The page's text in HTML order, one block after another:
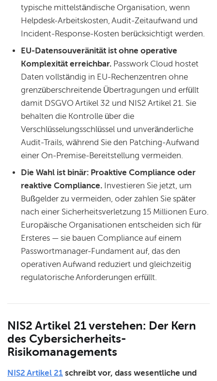
typische mittelständische Organisation, wenn
Helpdesk-Arbeitskosten, Audit-Zeitaufwand und
Incident-Response-Kosten berücksichtigt werden.
EU-Datensouveränität ist ohne operative
Komplexität erreichbar. Passwork Cloud hostet
Daten vollständig in EU-Rechenzentren ohne
grenzüberschreitende Übertragungen und erfüllt
damit DSGVO Artikel 32 und NIS2 Artikel 21. Sie
behalten die Kontrolle über die
Verschlüsselungsschlüssel und unveränderliche
Audit-Trails, während Sie den Patching-Aufwand
einer On-Premise-Bereitstellung vermeiden.
Die Wahl ist binär: Proaktive Compliance oder
reaktive Compliance. Investieren Sie jetzt, um
Bußgelder zu vermeiden, oder zahlen Sie später
nach einer Sicherheitsverletzung 15 Millionen Euro.
Europäische Organisationen entscheiden sich für
Ersteres — sie bauen Compliance auf einem
Passwortmanager-Fundament auf, das den
operativen Aufwand reduziert und gleichzeitig
regulatorische Anforderungen erfüllt.
NIS2 Artikel 21 verstehen: Der Kern
des Cybersicherheits-
Risikomanagements
NIS2 Artikel 21 schreibt vor, dass wesentliche und